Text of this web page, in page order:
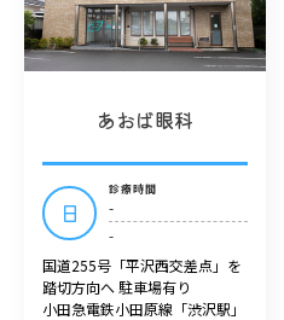
あおば眼科
日
診療時間
-
-
国道255号「平沢西交差点」を
踏切方向へ 駐車場有り
小田急電鉄小田原線「渋沢駅」